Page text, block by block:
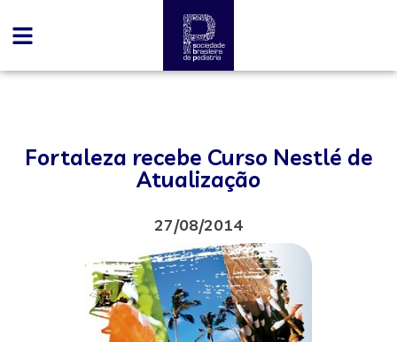
Fortaleza recebe Curso Nestlé de
Atualização
27/08/2014